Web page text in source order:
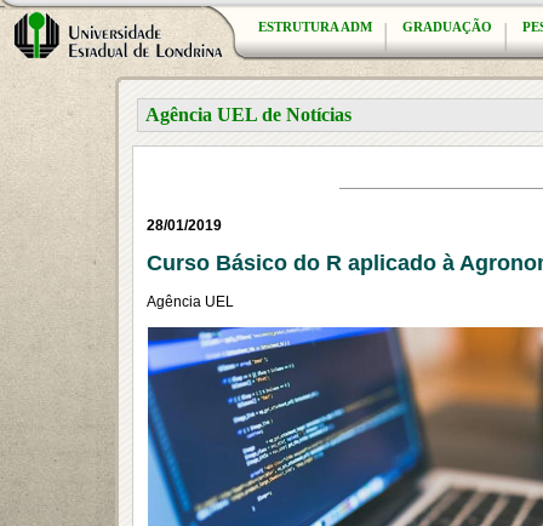
ESTRUTURA ADM GRADUAÇÃO
Agência UEL de Notícias
28/01/2019
Curso Básico do R aplicado à
Agência UEL